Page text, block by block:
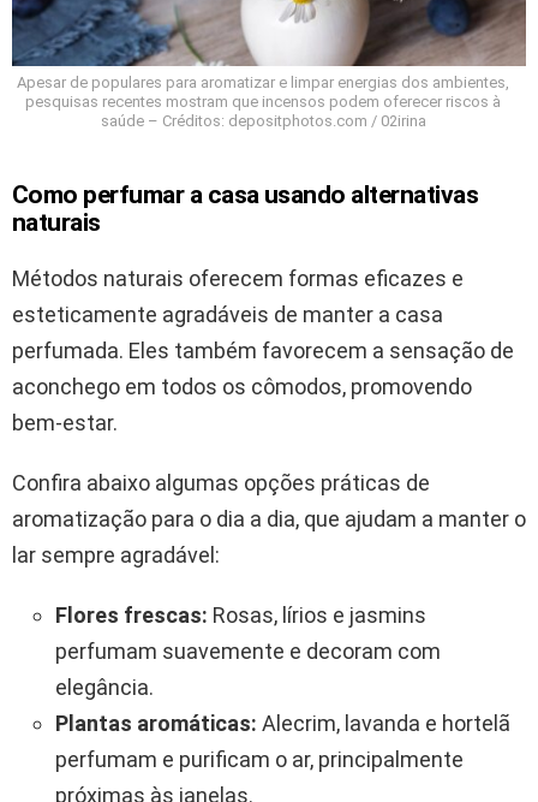
Apesar de populares para aromatizar e limpar energias dos ambientes,
pesquisas recentes mostram que incensos podem oferecer riscos à
saúde – Créditos: depositphotos.com / 02irina
Como perfumar a casa usando alternativas
naturais
Métodos naturais oferecem formas eficazes e
esteticamente agradáveis de manter a casa
perfumada. Eles também favorecem a sensação de
aconchego em todos os cômodos, promovendo
bem-estar.
Confira abaixo algumas opções práticas de
aromatização para o dia a dia, que ajudam a manter o
lar sempre agradável:
Flores frescas: Rosas, lírios e jasmins
perfumam suavemente e decoram com
elegância.
Plantas aromáticas: Alecrim, lavanda e hortelã
perfumam e purificam o ar, principalmente
próximas às janelas.